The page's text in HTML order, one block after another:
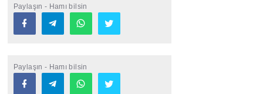
Paylaşın - Hamı bilsin
Paylaşın - Hamı bilsin